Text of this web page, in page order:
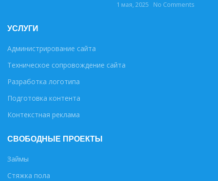
1 мая, 2025 No Comments
УСЛУГИ
Администрирование сайта
Техническое сопровождение сайта
Разработка логотипа
Подготовка контента
Контекстная реклама
СВОБОДНЫЕ ПРОЕКТЫ
Займы
Стяжка пола